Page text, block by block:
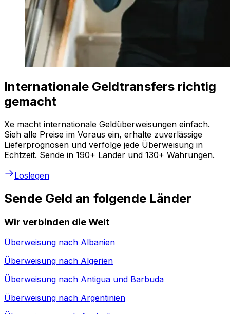
Internationale Geldtransfers richtig
gemacht
Xe macht internationale Geldüberweisungen einfach.
Sieh alle Preise im Voraus ein, erhalte zuverlässige
Lieferprognosen und verfolge jede Überweisung in
Echtzeit. Sende in 190+ Länder und 130+ Währungen.
Loslegen
Sende Geld an folgende Länder
Wir verbinden die Welt
Überweisung nach Albanien
Überweisung nach Algerien
Überweisung nach Antigua und Barbuda
Überweisung nach Argentinien